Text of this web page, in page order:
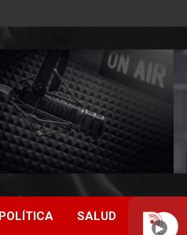
POLÍTICA SALUD
▶